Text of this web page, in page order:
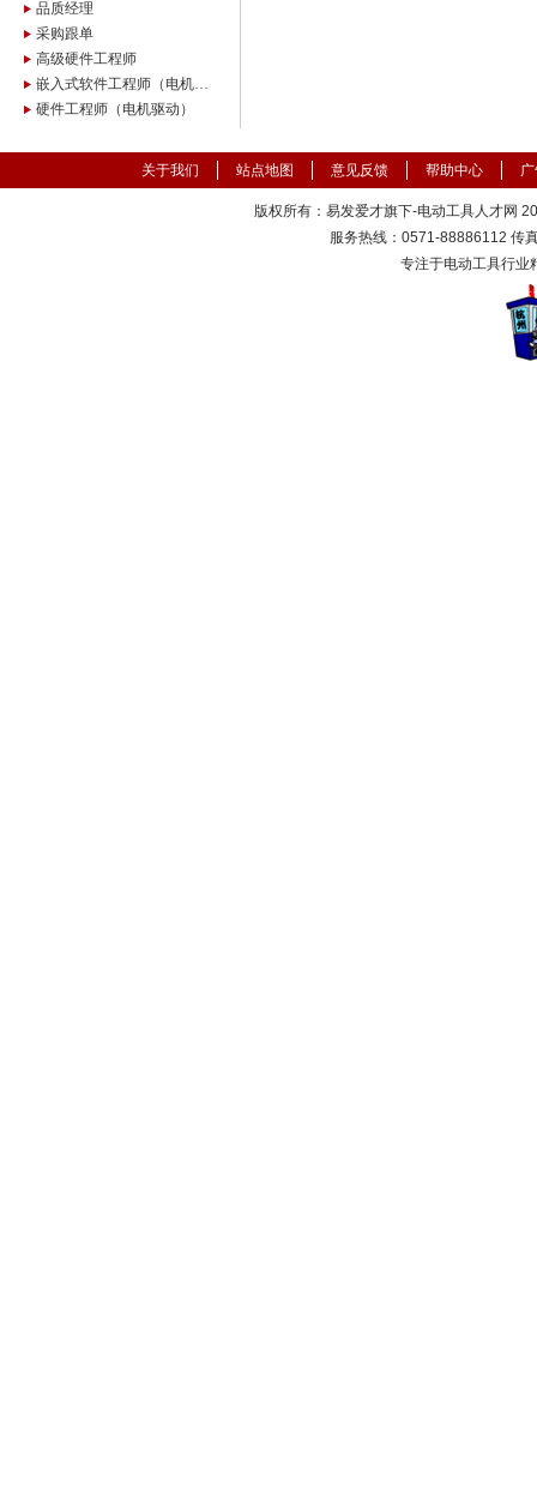
品质经理
采购跟单
高级硬件工程师
嵌入式软件工程师（电机驱动）
硬件工程师（电机驱动）
关于我们 站点地图 意见反馈 帮助中心
版权所有：易发爱才旗下-电动工具人才网
服务热线：0571-88886112 传
专注于电动工具行业